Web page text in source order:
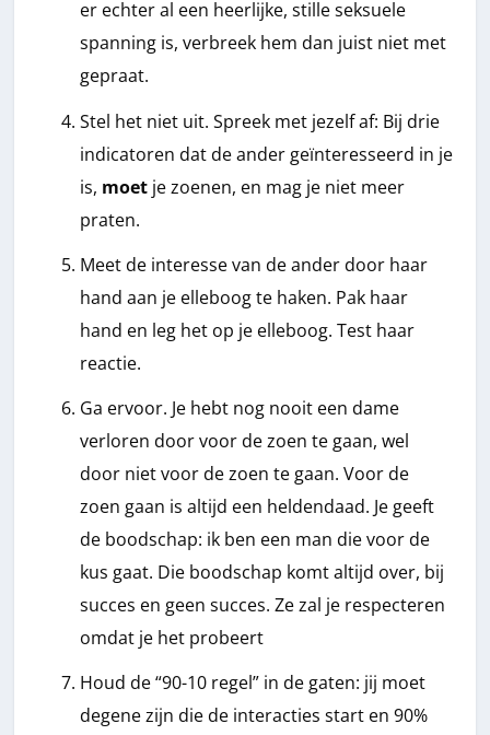
er echter al een heerlijke, stille seksuele
spanning is, verbreek hem dan juist niet met
gepraat.
Stel het niet uit. Spreek met jezelf af: Bij drie
indicatoren dat de ander geïnteresseerd in je
is, moet je zoenen, en mag je niet meer
praten.
Meet de interesse van de ander door haar
hand aan je elleboog te haken. Pak haar
hand en leg het op je elleboog. Test haar
reactie.
Ga ervoor. Je hebt nog nooit een dame
verloren door voor de zoen te gaan, wel
door niet voor de zoen te gaan. Voor de
zoen gaan is altijd een heldendaad. Je geeft
de boodschap: ik ben een man die voor de
kus gaat. Die boodschap komt altijd over, bij
succes en geen succes. Ze zal je respecteren
omdat je het probeert
Houd de “90-10 regel” in de gaten: jij moet
degene zijn die de interacties start en 90%